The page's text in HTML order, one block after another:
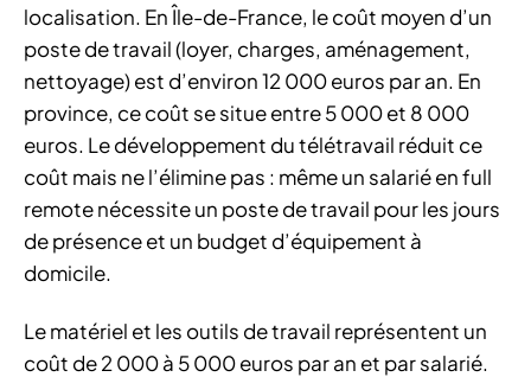
localisation. En Île-de-France, le coût moyen d’un
poste de travail (loyer, charges, aménagement,
nettoyage) est d’environ 12 000 euros par an. En
province, ce coût se situe entre 5 000 et 8 000
euros. Le développement du télétravail réduit ce
coût mais ne l’élimine pas : même un salarié en full
remote nécessite un poste de travail pour les jours
de présence et un budget d’équipement à
domicile.
Le matériel et les outils de travail représentent un
coût de 2 000 à 5 000 euros par an et par salarié.